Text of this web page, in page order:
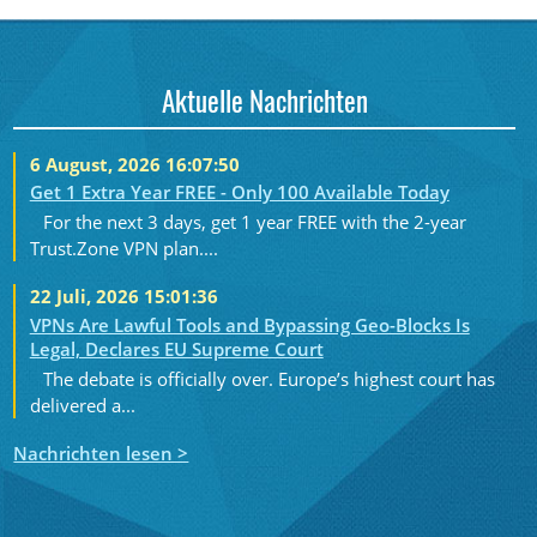
Aktuelle Nachrichten
6 August, 2026 16:07:50
Get 1 Extra Year FREE - Only 100 Available Today
For the next 3 days, get 1 year FREE with the 2-year
Trust.Zone VPN plan....
22 Juli, 2026 15:01:36
VPNs Are Lawful Tools and Bypassing Geo-Blocks Is
Legal, Declares EU Supreme Court
The debate is officially over. Europe’s highest court has
delivered a...
Nachrichten lesen >